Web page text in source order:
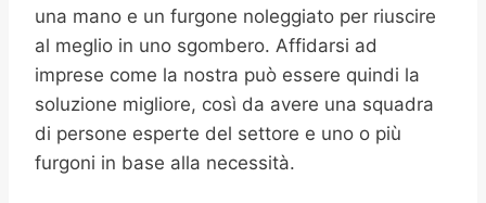
una mano e un furgone noleggiato per riuscire
al meglio in uno sgombero. Affidarsi ad
imprese come la nostra può essere quindi la
soluzione migliore, così da avere una squadra
di persone esperte del settore e uno o più
furgoni in base alla necessità.